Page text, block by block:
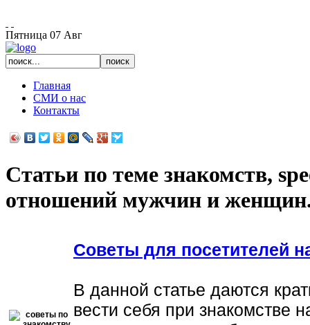
Пятница 07 Авг
Главная
СМИ о нас
Контакты
Статьи по теме знакомств,
отношений мужчин и
Советы для посетителей
В данной статье даются
вести себя при знакомстве